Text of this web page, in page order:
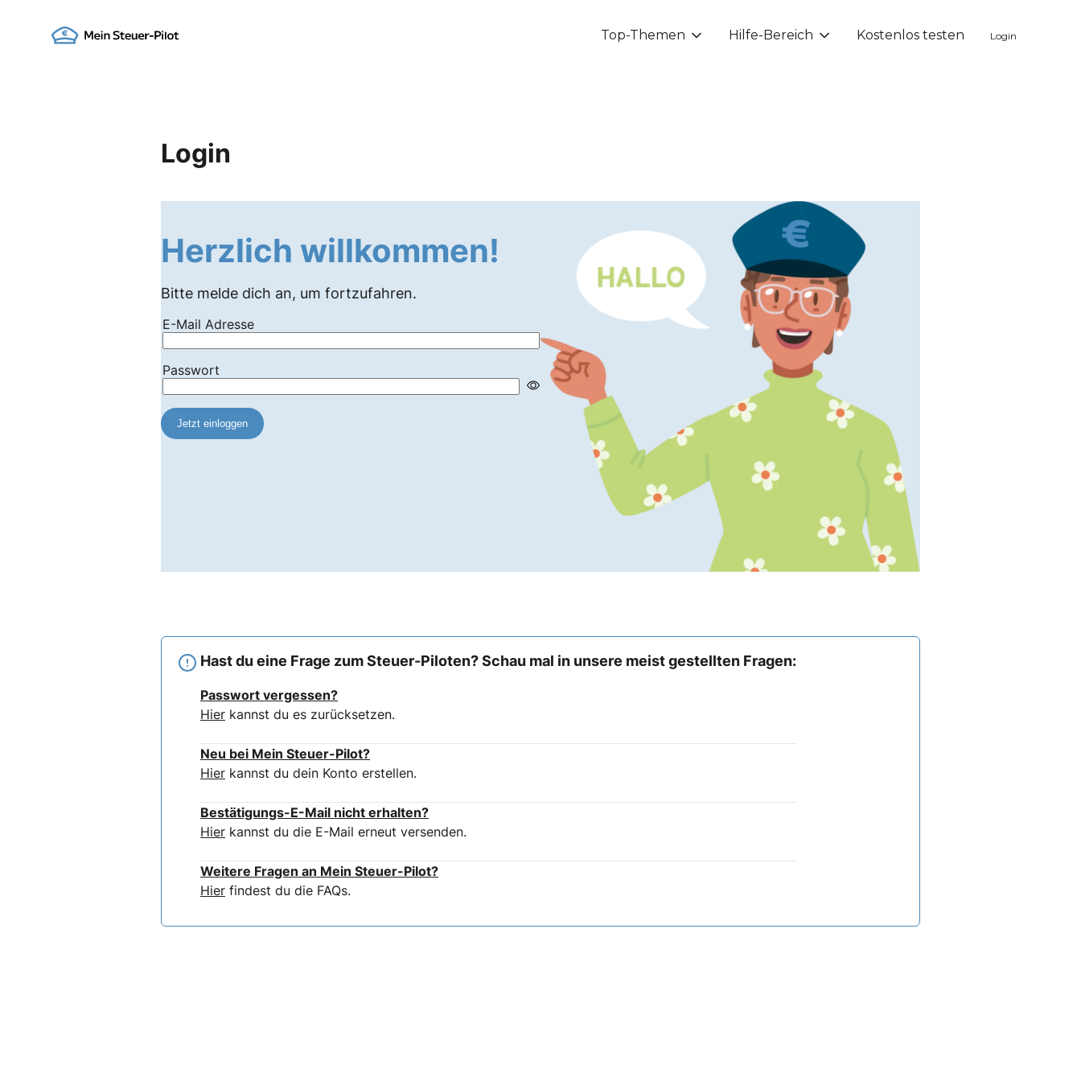
Go to landing page. Top-Themen Hilfe-Bereich Kostenlos testen Login
Login
Herzlich willkommen!
Bitte melde dich an, um fortzufahren.
Hast du eine Frage zum Steuer-Piloten? Schau mal in unsere meist gestellten Fragen:
Passwort vergessen?
Hier kannst du es zurücksetzen.
Neu bei Mein Steuer-Pilot?
Hier kannst du dein Konto erstellen.
Bestätigungs-E-Mail nicht erhalten?
Hier kannst du die E-Mail erneut versenden.
Weitere Fragen an Mein Steuer-Pilot?
Hier findest du die FAQs.